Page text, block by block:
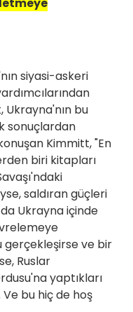
siyasi-askeri
bu
sonuçlardan
Kimmitt, "En
biri kitapları
saldıran güçleri
Ukrayna içinde
gerçekleşirse ve bir
Ruslar
yaptıkları
bu hiç de hoş